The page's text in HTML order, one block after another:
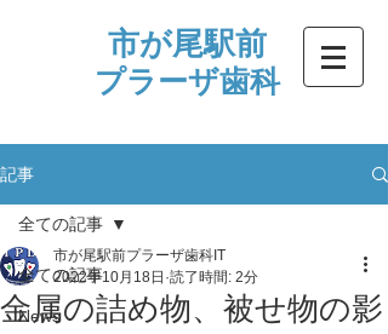
市が尾駅前
プラーザ歯科
記事
全ての記事
News
全ての記事
金属の詰め物、被せ物の影
市が尾駅前プラーザ歯科IT
2022年10月18日 読了時間: 2分